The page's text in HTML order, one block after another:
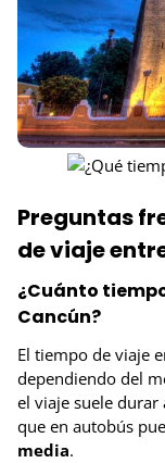
Preguntas
de viaje
¿Cuánto
Cancún?
El tiempo de viaje
dependiendo del
el viaje suele
que en autobús
media.